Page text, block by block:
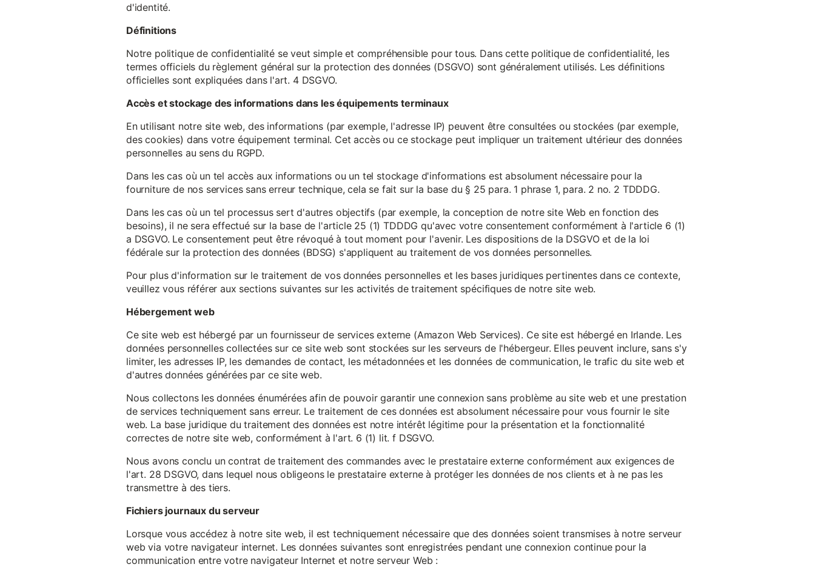
d'identité.
Définitions
Notre politique de confidentialité se veut simple et compréhensible pour tous. Dans cette politique de confidentialité, les
termes officiels du règlement général sur la protection des données (DSGVO) sont généralement utilisés. Les définitions
officielles sont expliquées dans l'art. 4 DSGVO.
Accès et stockage des informations dans les équipements terminaux
En utilisant notre site web, des informations (par exemple, l'adresse IP) peuvent être consultées ou stockées (par exemple,
des cookies) dans votre équipement terminal. Cet accès ou ce stockage peut impliquer un traitement ultérieur des données
personnelles au sens du RGPD.
Dans les cas où un tel accès aux informations ou un tel stockage d'informations est absolument nécessaire pour la
fourniture de nos services sans erreur technique, cela se fait sur la base du § 25 para. 1 phrase 1, para. 2 no. 2 TDDDG.
Dans les cas où un tel processus sert d'autres objectifs (par exemple, la conception de notre site Web en fonction des
besoins), il ne sera effectué sur la base de l'article 25 (1) TDDDG qu'avec votre consentement conformément à l'article 6 (1)
a DSGVO. Le consentement peut être révoqué à tout moment pour l'avenir. Les dispositions de la DSGVO et de la loi
fédérale sur la protection des données (BDSG) s'appliquent au traitement de vos données personnelles.
Pour plus d'information sur le traitement de vos données personnelles et les bases juridiques pertinentes dans ce contexte,
veuillez vous référer aux sections suivantes sur les activités de traitement spécifiques de notre site web.
Hébergement web
Ce site web est hébergé par un fournisseur de services externe (Amazon Web Services). Ce site est hébergé en Irlande. Les
données personnelles collectées sur ce site web sont stockées sur les serveurs de l'hébergeur. Elles peuvent inclure, sans s'y
limiter, les adresses IP, les demandes de contact, les métadonnées et les données de communication, le trafic du site web et
d'autres données générées par ce site web.
Nous collectons les données énumérées afin de pouvoir garantir une connexion sans problème au site web et une prestation
de services techniquement sans erreur. Le traitement de ces données est absolument nécessaire pour vous fournir le site
web. La base juridique du traitement des données est notre intérêt légitime pour la présentation et la fonctionnalité
correctes de notre site web, conformément à l'art. 6 (1) lit. f DSGVO.
Nous avons conclu un contrat de traitement des commandes avec le prestataire externe conformément aux exigences de
l'art. 28 DSGVO, dans lequel nous obligeons le prestataire externe à protéger les données de nos clients et à ne pas les
transmettre à des tiers.
Fichiers journaux du serveur
Lorsque vous accédez à notre site web, il est techniquement nécessaire que des données soient transmises à notre serveur
web via votre navigateur internet. Les données suivantes sont enregistrées pendant une connexion continue pour la
communication entre votre navigateur Internet et notre serveur Web :